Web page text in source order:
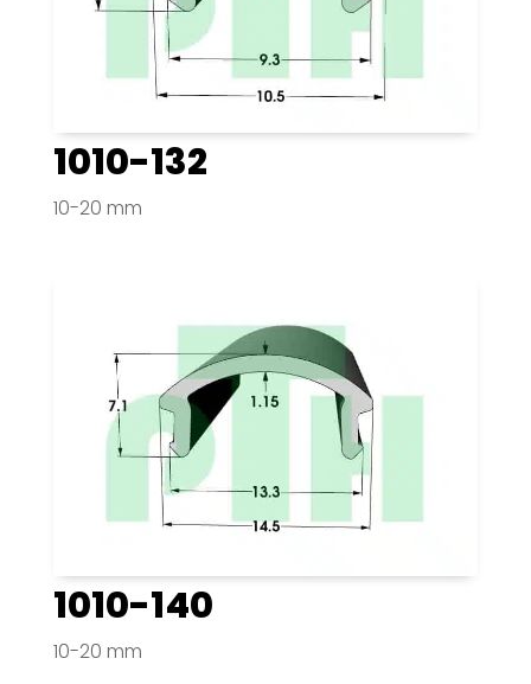
1010-132
10-20 mm
1010-140
10-20 mm